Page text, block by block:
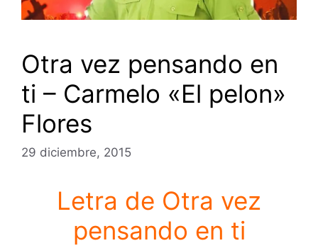
Otra vez pensando en
ti – Carmelo «El pelon»
Flores
29 diciembre, 2015
Letra de Otra vez
pensando en ti